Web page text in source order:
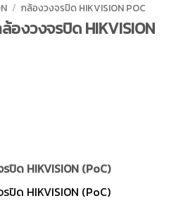
/ กล้องวงจรปิด HIKVISION POC
องวงจรปิด HIKVISION
คา
ปิด HIKVISION (PoC)
ปิด HIKVISION (PoC)